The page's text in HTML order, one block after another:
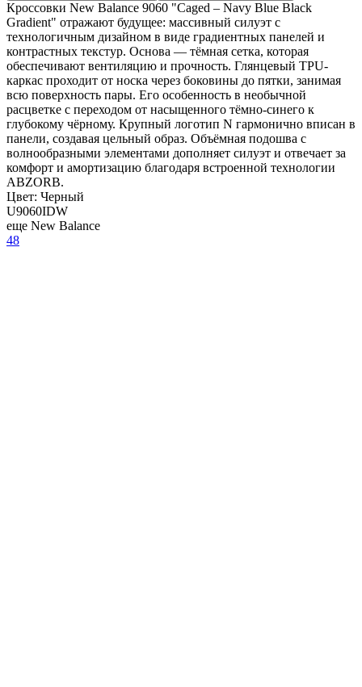
Кроссовки New Balance 9060 "Caged – Navy Blue Black
Gradient" отражают будущее: массивный силуэт с
технологичным дизайном в виде градиентных панелей и
контрастных текстур. Основа — тёмная сетка, которая
обеспечивают вентиляцию и прочность. Глянцевый TPU-
каркас проходит от носка через боковины до пятки, занимая
всю поверхность пары. Его особенность в необычной
расцветке с переходом от насыщенного тёмно-синего к
глубокому чёрному. Крупный логотип N гармонично вписан в
панели, создавая цельный образ. Объёмная подошва с
волнообразными элементами дополняет силуэт и отвечает за
комфорт и амортизацию благодаря встроенной технологии
ABZORB.
Цвет: Черный
U9060IDW
еще New Balance
48